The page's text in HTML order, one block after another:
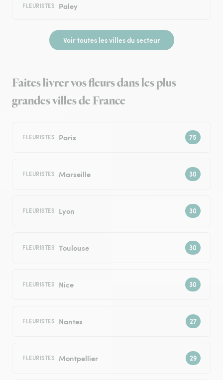
FLEURISTES Paley
Voir toutes les villes du secteur
Faites livrer vos fleurs dans les plus
grandes villes de France
FLEURISTES Paris
FLEURISTES Marseille
FLEURISTES Lyon
FLEURISTES Toulouse
FLEURISTES Nice
FLEURISTES Nantes
FLEURISTES Montpellier